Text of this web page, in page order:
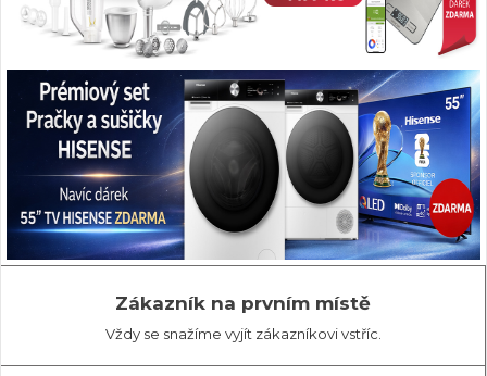
Zákazník na prvním místě
Vždy se snažíme vyjít zákazníkovi vstříc.